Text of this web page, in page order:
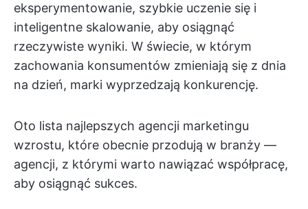
eksperymentowanie, szybkie uczenie się i
inteligentne skalowanie, aby osiągnąć
rzeczywiste wyniki. W świecie, w którym
zachowania konsumentów zmieniają się z dnia
na dzień, marki wyprzedzają konkurencję.
Oto lista najlepszych agencji marketingu
wzrostu, które obecnie przodują w branży —
agencji, z którymi warto nawiązać współpracę,
aby osiągnąć sukces.